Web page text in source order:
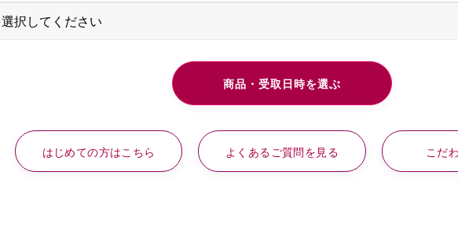
はじめての方はこちら よくあるご質問を見る こだ